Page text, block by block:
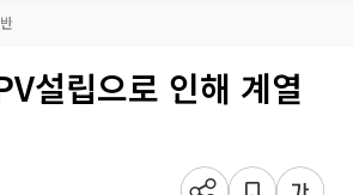
설립으로 인해 계열